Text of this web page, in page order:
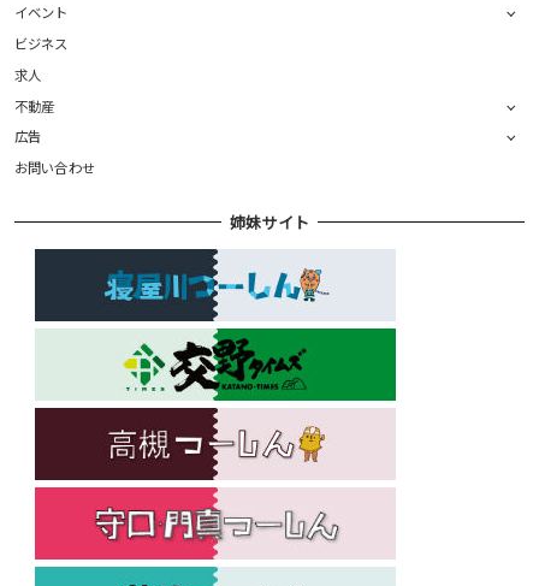
イベント
ビジネス
求人
不動産
広告
お問い合わせ
姉妹サイト